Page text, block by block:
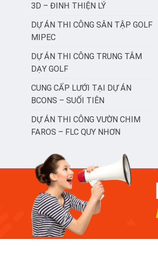
3D – ĐINH THIỆN LÝ
DỰ ÁN THI CÔNG SÂN TẬP GOLF
MIPEC
DỰ ÁN THI CÔNG TRUNG TÂM
DẠY GOLF
CUNG CẤP LƯỚI TẠI DỰ ÁN
BCONS – SUỐI TIÊN
DỰ ÁN THI CÔNG VƯỜN CHIM
FAROS – FLC QUY NHƠN